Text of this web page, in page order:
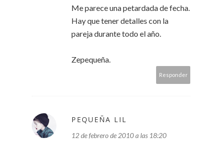
Me parece una petardada de fecha.
Hay que tener detalles con la
pareja durante todo el año.
Zepequeña.
Responder
PEQUEÑA LIL
12 de febrero de 2010 a las 18:20